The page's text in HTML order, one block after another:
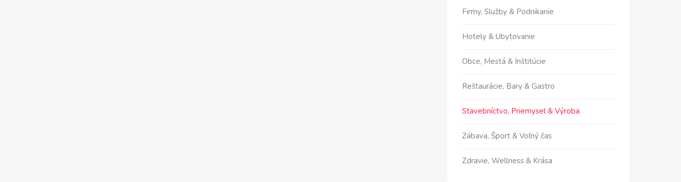
Firmy, Služby & Podnikanie
Hotely & Ubytovanie
Obce, Mestá & Inštitúcie
Reštaurácie, Bary & Gastro
Stavebníctvo, Priemysel & Výroba
Zábava, Šport & Voľný čas
Zdravie, Wellness & Krása